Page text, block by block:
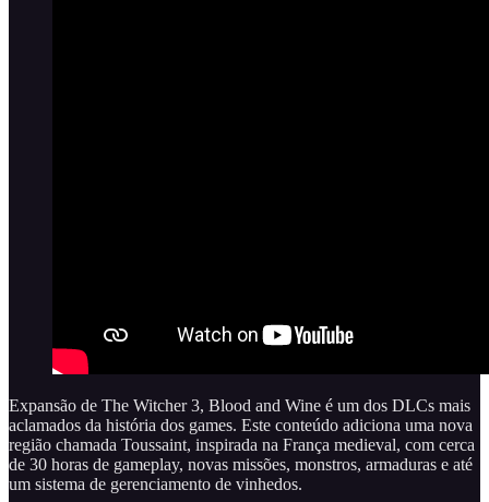
Expansão de The Witcher 3, Blood and Wine é um dos DLCs mais
aclamados da história dos games. Este conteúdo adiciona uma nova
região chamada Toussaint, inspirada na França medieval, com cerca
de 30 horas de gameplay, novas missões, monstros, armaduras e até
um sistema de gerenciamento de vinhedos.